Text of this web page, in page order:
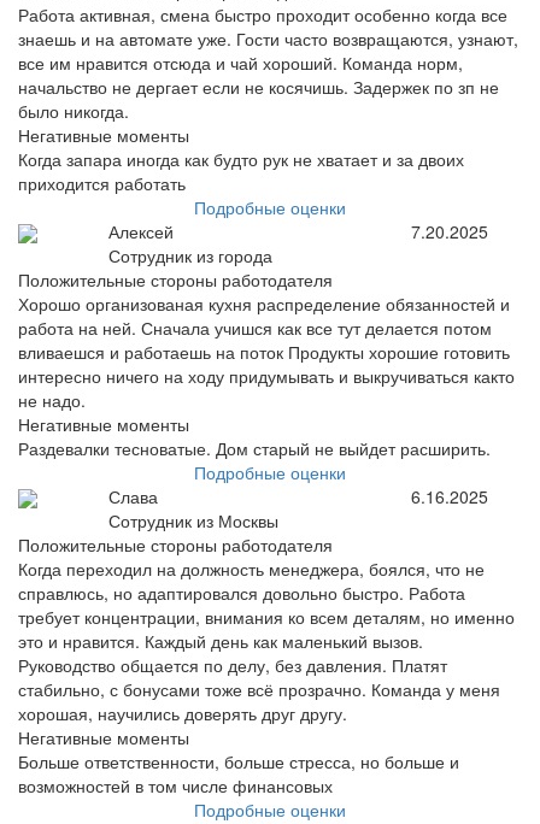
Работа активная, смена быстро проходит особенно когда все
знаешь и на автомате уже. Гости часто возвращаются, узнают,
все им нравится отсюда и чай хороший. Команда норм,
начальство не дергает если не косячишь. Задержек по зп не
было никогда.
Негативные моменты
Когда запара иногда как будто рук не хватает и за двоих
приходится работать
Подробные оценки
Алексей
Сотрудник из города
7.20.2025
Положительные стороны работодателя
Хорошо организованая кухня распределение обязанностей и
работа на ней. Сначала учишся как все тут делается потом
вливаешся и работаешь на поток Продукты хорошие готовить
интересно ничего на ходу придумывать и выкручиваться както
не надо.
Негативные моменты
Раздевалки тесноватые. Дом старый не выйдет расширить.
Подробные оценки
Слава
Сотрудник из Москвы
6.16.2025
Положительные стороны работодателя
Когда переходил на должность менеджера, боялся, что не
справлюсь, но адаптировался довольно быстро. Работа
требует концентрации, внимания ко всем деталям, но именно
это и нравится. Каждый день как маленький вызов.
Руководство общается по делу, без давления. Платят
стабильно, с бонусами тоже всё прозрачно. Команда у меня
хорошая, научились доверять друг другу.
Негативные моменты
Больше ответственности, больше стресса, но больше и
возможностей в том числе финансовых
Подробные оценки